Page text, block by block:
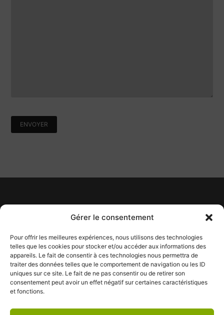
Gérer le consentement
Pour offrir les meilleures expériences, nous utilisons des technologies
telles que les cookies pour stocker et/ou accéder aux informations des
appareils. Le fait de consentir à ces technologies nous permettra de
traiter des données telles que le comportement de navigation ou les ID
uniques sur ce site. Le fait de ne pas consentir ou de retirer son
consentement peut avoir un effet négatif sur certaines caractéristiques
et fonctions.
Lundi au Vendredi : 8 h 30 à 17
Samedi : 9 h à 12 h
info@tapismontmagny.ca
Tél :418 248-7840